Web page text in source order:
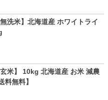
洗米】北海道産 ホワイトライ
玄米】 10kg 北海道産 お米 減農
料無料】